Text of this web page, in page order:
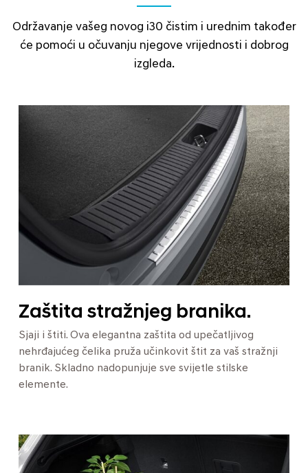
Održavanje vašeg novog i30 čistim i urednim također
će pomoći u očuvanju njegove vrijednosti i dobrog
izgleda.
Zaštita stražnjeg branika.
Sjaji i štiti. Ova elegantna zaštita od upečatljivog
nehrđajućeg čelika pruža učinkovit štit za vaš stražnji
branik. Skladno nadopunjuje sve svijetle stilske
elemente.